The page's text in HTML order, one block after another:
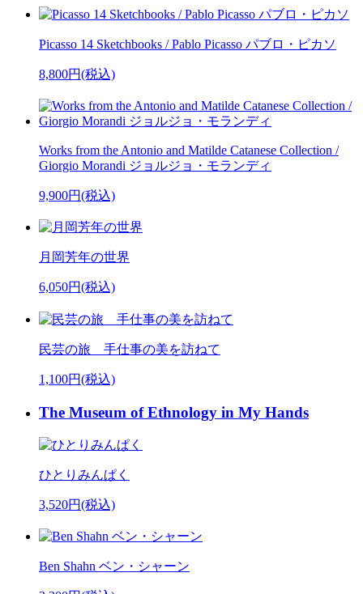
Picasso 14 Sketchbooks / Pablo Picasso パブロ・ピカソ
8,800円(税込)
Works from the Antonio and Matilde Catanese Collection /
Giorgio Morandi ジョルジョ・モランディ
9,900円(税込)
月岡芳年の世界
6,050円(税込)
民芸の旅 手仕事の美を訪ねて
1,100円(税込)
The Museum of Ethnology in My Hands
ひとりみんぱく
3,520円(税込)
Ben Shahn ベン・シャーン